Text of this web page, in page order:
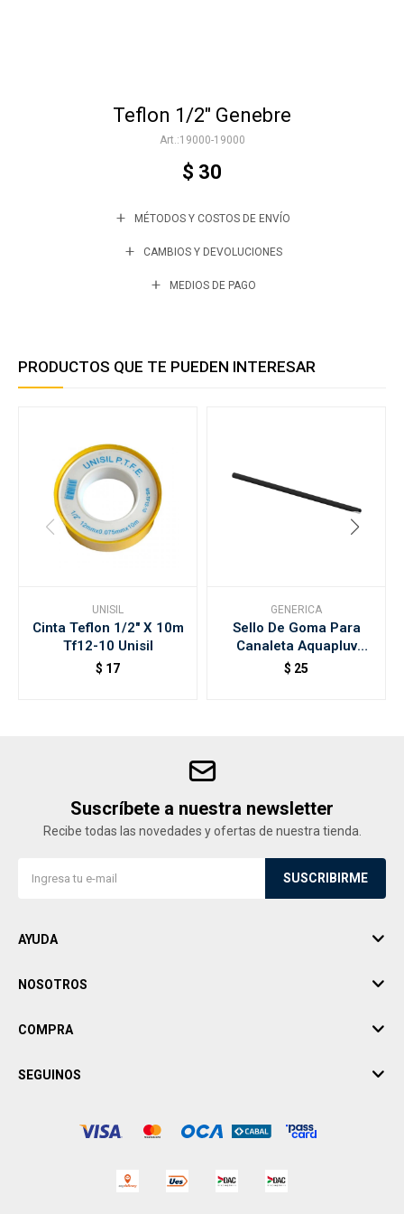
Teflon 1/2" Genebre
19000-19000
$ 30
MÉTODOS Y COSTOS DE ENVÍO
CAMBIOS Y DEVOLUCIONES
MEDIOS DE PAGO
PRODUCTOS QUE TE PUEDEN INTERESAR
UNISIL
Cinta Teflon 1/2" X 10m
Tf12-10 Unisil
$ 17
GENERICA
Sello De Goma Para
Canaleta Aquapluv
125mm
$ 25
Suscríbete a nuestra newsletter
Recibe todas las novedades y ofertas de nuestra tienda.
SUSCRIBIRME
AYUDA
NOSOTROS
COMPRA
SEGUINOS